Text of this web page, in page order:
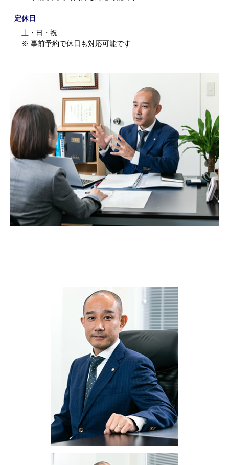
定休日
土・日・祝
※ 事前予約で休日も対応可能です